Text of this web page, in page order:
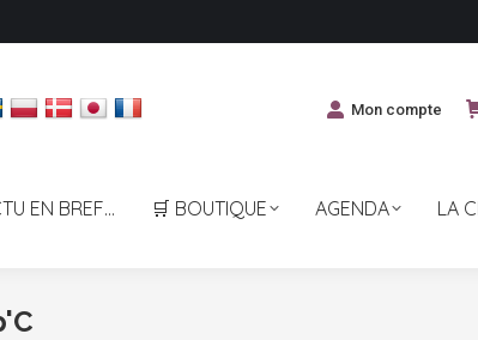
Mon compte
EN BREF… 🛒 BOUTIQUE AGENDA LA